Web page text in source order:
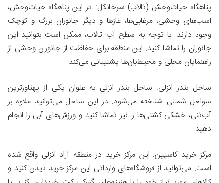
پناهگاه حیات‌وحش (تالاب) سرخانکل: در این پناهگاه حیات‌وحش،
اسب‌های وحشی، مرغابی‌ها، غازها و دیگر جانوران بزرگ و کوچک
وجود دارند. با توجه به سطح آب تالاب، ممکن است بتوانید این
جانوران را تماشا کنید. این منطقه برای حفاظت از جانوران وحشی از
راهنمایان محلی و محیط‌بان‌ها پشتیبانی می‌کند.
ساحل بندر انزلی: ساحل بندر انزلی به عنوان یکی از پهناورترین
سواحل شمالی شناخته می‌شود. در این ساحل می‌توانید علاوه بر
آب‌تنی، خشکی کشتی‌ها را نیز تماشا کنید و ورزش‌های آبی را انجام
دهید.
مرکز خرید کاسپین: این مرکز خرید در منطقه آزاد انزلی واقع شده
است. می‌توانید از فروشگاه‌های وارداتی این مرکز خرید دیدن کنید و